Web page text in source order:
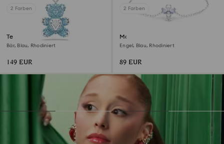
2 Farben
Teddy Anhänger
Bär, Blau, Rhodiniert
149 EUR
2 Farben
Magic Armband
Engel, Blau, Rhodiniert
89 EUR